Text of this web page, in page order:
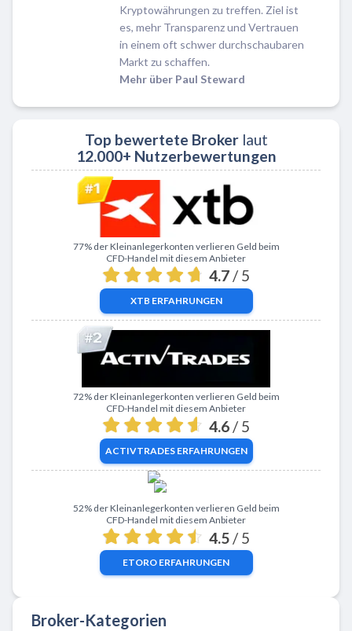
Kryptowährungen zu treffen. Ziel ist
es, mehr Transparenz und Vertrauen
in einem oft schwer durchschaubaren
Markt zu schaffen.
Mehr über Paul Steward
Top bewertete Brokerlaut
12.000+ Nutzerbewertungen
Zu XTB
77% der Kleinanlegerkonten verlieren Geld beim
CFD-Handel mit diesem Anbieter
4.7 / 5
XTB ERFAHRUNGEN
Zu ActivTrades
72% der Kleinanlegerkonten verlieren Geld beim
CFD-Handel mit diesem Anbieter
4.6 / 5
ACTIVTRADESERFAHRUNGEN
Zu eToro
52% der Kleinanlegerkonten verlieren Geld beim
CFD-Handel mit diesem Anbieter
4.5 / 5
ETORO ERFAHRUNGEN
Broker-Kategorien